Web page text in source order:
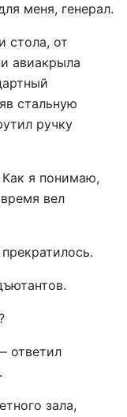
меня, генерал.
стола, от
авиакрыла
стальную
ручку
я понимаю,
вел
ответил
зала,